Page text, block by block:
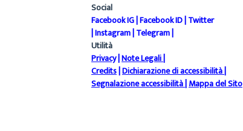
Social
Facebook IG|Facebook ID|Twitter
|Instagram|Telegram|
Utilità
Privacy|Note Legali|
Credits|Dichiarazione di accessibilità|
Segnalazione accessibilità|Mappa del Sito